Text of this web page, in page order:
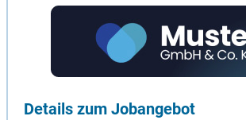
Details zum Jobangebot